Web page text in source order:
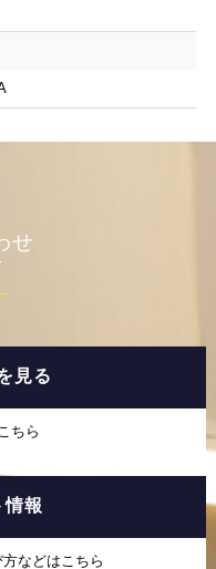
せ
見る
ちら
情報
などはこちら